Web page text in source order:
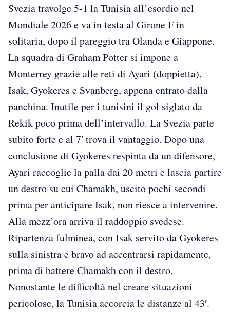
Svezia travolge 5-1 la Tunisia all’esordio nel
Mondiale 2026 e va in testa al Girone F in
solitaria, dopo il pareggio tra Olanda e Giappone.
La squadra di Graham Potter si impone a
Monterrey grazie alle reti di Ayari (doppietta),
Isak, Gyokeres e Svanberg, appena entrato dalla
panchina. Inutile per i tunisini il gol siglato da
Rekik poco prima dell’intervallo. La Svezia parte
subito forte e al 7′ trova il vantaggio. Dopo una
conclusione di Gyokeres respinta da un difensore,
Ayari raccoglie la palla dai 20 metri e lascia partire
un destro su cui Chamakh, uscito pochi secondi
prima per anticipare Isak, non riesce a intervenire.
Alla mezz’ora arriva il raddoppio svedese.
Ripartenza fulminea, con Isak servito da Gyokeres
sulla sinistra e bravo ad accentrarsi rapidamente,
prima di battere Chamakh con il destro.
Nonostante le difficoltà nel creare situazioni
pericolose, la Tunisia accorcia le distanze al 43′.